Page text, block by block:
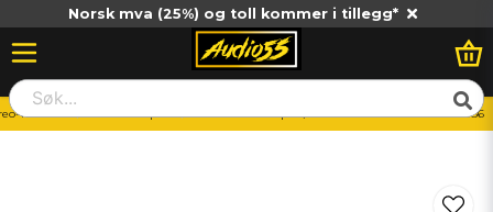
Norsk mva (25%) og toll kommer i tillegg*
Tillbehör Antennadapter ACV Antennadapter/ screwed connection DIN 140086